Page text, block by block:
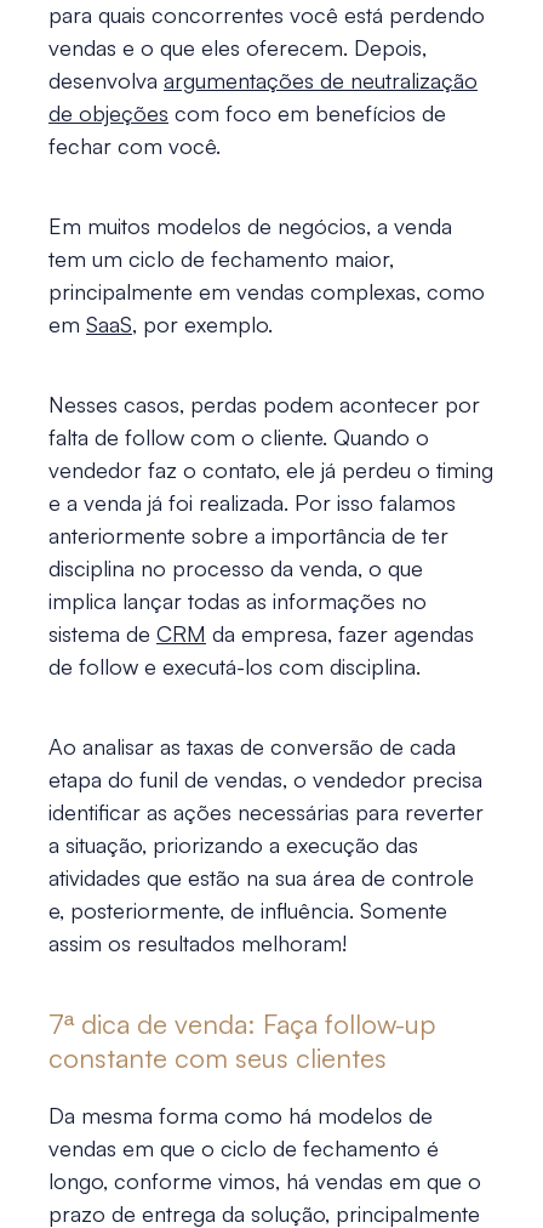
para quais concorrentes você está perdendo
vendas e o que eles oferecem. Depois,
desenvolva argumentações de neutralização
de objeções com foco em benefícios de
fechar com você.
Em muitos modelos de negócios, a venda
tem um ciclo de fechamento maior,
principalmente em vendas complexas, como
em SaaS, por exemplo.
Nesses casos, perdas podem acontecer por
falta de follow com o cliente. Quando o
vendedor faz o contato, ele já perdeu o timing
e a venda já foi realizada. Por isso falamos
anteriormente sobre a importância de ter
disciplina no processo da venda, o que
implica lançar todas as informações no
sistema de CRM da empresa, fazer agendas
de follow e executá-los com disciplina.
Ao analisar as taxas de conversão de cada
etapa do funil de vendas, o vendedor precisa
identificar as ações necessárias para reverter
a situação, priorizando a execução das
atividades que estão na sua área de controle
e, posteriormente, de influência. Somente
assim os resultados melhoram!
7ª dica de venda: Faça follow-up
constante com seus clientes
Da mesma forma como há modelos de
vendas em que o ciclo de fechamento é
longo, conforme vimos, há vendas em que o
prazo de entrega da solução, principalmente